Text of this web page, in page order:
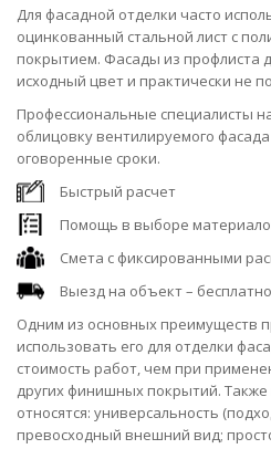
Для фасадной отделки часто
оцинкованный стальной лист с
покрытием. Фасады из профлиста
исходный цвет и практически не
Профессиональные специалисты
облицовку вентилируемого
оговоренные сроки.
Быстрый расчет
Помощь в выборе
Смета с фиксированными
Выезд на объект – бесплатно
Одним из основных преимуществ
использовать его для отделки
стоимость работ, чем при
других финишных покрытий.
относятся: универсальность
превосходный внешний вид;